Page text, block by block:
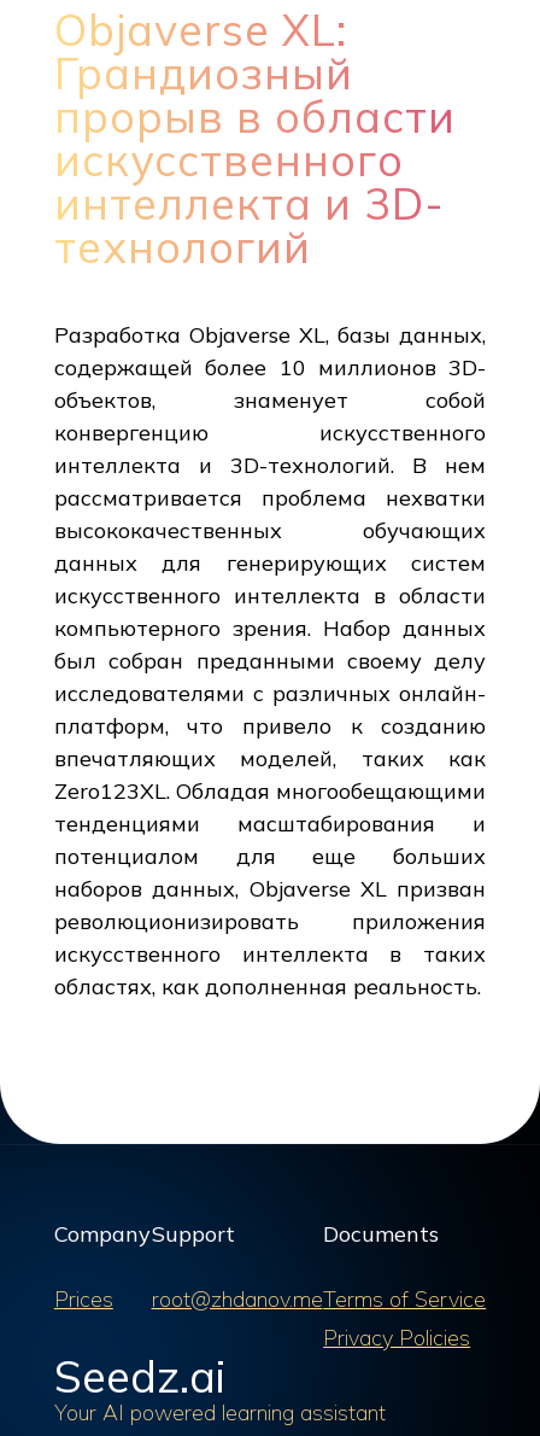
Objaverse XL:
Грандиозный
прорыв в области
искусственного
интеллекта и 3D-
технологий
Разработка Objaverse XL, базы данных,
содержащей более 10 миллионов 3D-
объектов, знаменует собой
конвергенцию искусственного
интеллекта и 3D-технологий. В нем
рассматривается проблема нехватки
высококачественных обучающих
данных для генерирующих систем
искусственного интеллекта в области
компьютерного зрения. Набор данных
был собран преданными своему делу
исследователями с различных онлайн-
платформ, что привело к созданию
впечатляющих моделей, таких как
Zero123XL. Обладая многообещающими
тенденциями масштабирования и
потенциалом для еще больших
наборов данных, Objaverse XL призван
революционизировать приложения
искусственного интеллекта в таких
областях, как дополненная реальность.
Company
Prices
Support
root@zhdanov.me
Documents
Terms of Service
Privacy Policies
Seedz.ai
Your AI powered learning assistant